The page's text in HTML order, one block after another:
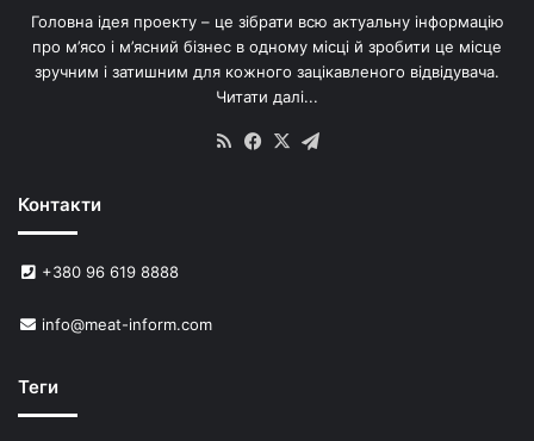
е
й
У
р
ї
Головна ідея проекту – це зібрати всю актуальну інформацію
про м’ясо і м’ясний бізнес в одному місці й зробити це місце
зручним і затишним для кожного зацікавленого відвідувача.
Читати далі...
RSS Facebook
X
Контакти
+380 96 619 8888
info@meat-inform.com
Теги